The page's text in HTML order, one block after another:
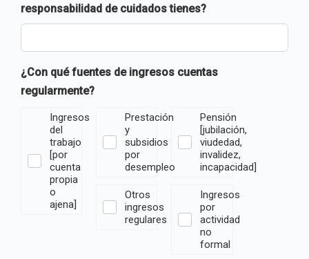
responsabilidad de cuidados tienes?
¿Con qué fuentes de ingresos cuentas
regularmente?
Ingresos
del
trabajo
[por
cuenta
propia
o
ajena]
Prestación
y
subsidios
por
desempleo
Pensión
[jubilación,
viudedad,
invalidez,
incapacidad]
Otros
ingresos
regulares
Ingresos
por
actividad
no
formal